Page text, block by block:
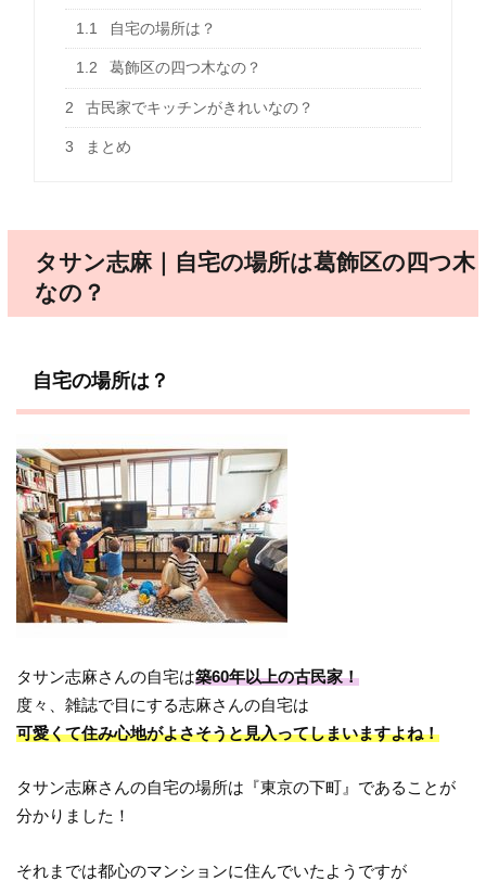
1.1 自宅の場所は？
1.2 葛飾区の四つ木なの？
2 古民家でキッチンがきれいなの？
3 まとめ
タサン志麻｜自宅の場所は葛飾区の四つ木
なの？
自宅の場所は？
タサン志麻さんの自宅は築60年以上の古民家！
度々、雑誌で目にする志麻さんの自宅は
可愛くて住み心地がよさそうと見入ってしまいますよね！
タサン志麻さんの自宅の場所は『東京の下町』であることが
分かりました！
それまでは都心のマンションに住んでいたようですが